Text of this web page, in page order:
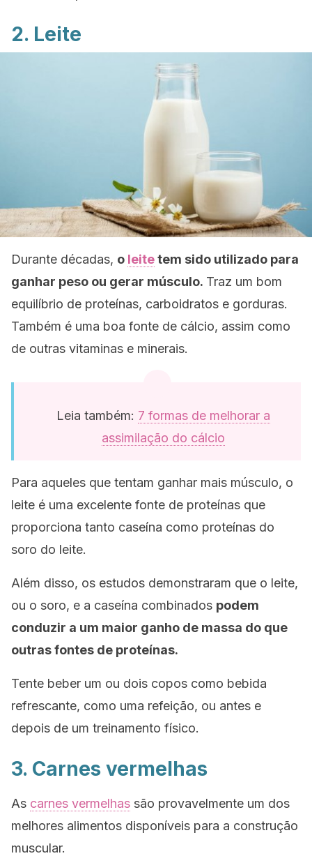
2. Leite
Durante décadas, o leitetem sido utilizado para
ganhar peso ou gerar músculo. Traz um bom
equilíbrio de proteínas, carboidratos e gorduras.
Também é uma boa fonte de cálcio, assim como
de outras vitaminas e minerais.
Leia também: 7 formas de melhorar a
assimilação do cálcio
Para aqueles que tentam ganhar mais músculo, o
leite é uma excelente fonte de proteínas que
proporciona tanto caseína como proteínas do
soro do leite.
Além disso, os estudos demonstraram que o leite,
ou o soro, e a caseína combinados podem
conduzir a um maior ganho de massa do que
outras fontes de proteínas.
Tente beber um ou dois copos como bebida
refrescante, como uma refeição, ou antes e
depois de um treinamento físico.
3. Carnes vermelhas
As carnes vermelhas são provavelmente um dos
melhores alimentos disponíveis para a construção
muscular.